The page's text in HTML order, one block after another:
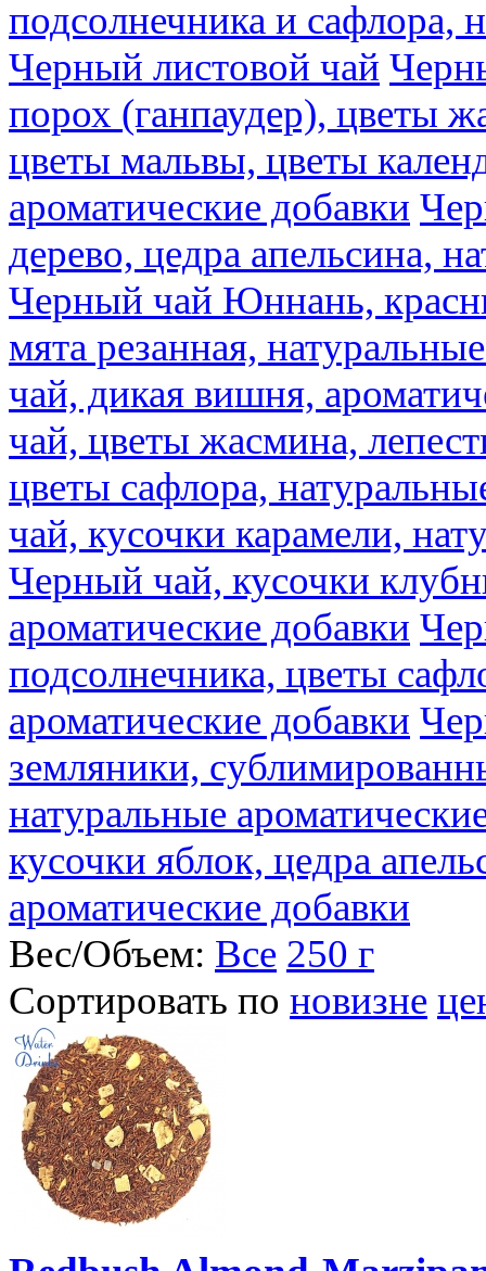
подсолнечника и сафлора,
Черный листовой чай
порох (ганпаудер), цветы
цветы мальвы, цветы
ароматические добавки
дерево, цедра апельсина,
Черный чай Юннань,
мята резанная,
чай, дикая вишня,
чай, цветы жасмина,
цветы сафлора,
чай, кусочки карамели,
Черный чай, кусочки
ароматические добавки
подсолнечника, цветы
ароматические добавки
земляники,
натуральные
кусочки яблок, цедра
ароматические добавки
Вес/Объем: Все 250 г
Сортировать по новизне